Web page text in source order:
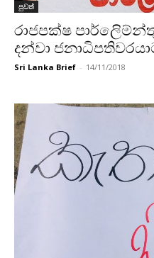
පුවත්
රාජපක්ෂ
දන්වා
Sri Lanka Brief - 14/11/2018